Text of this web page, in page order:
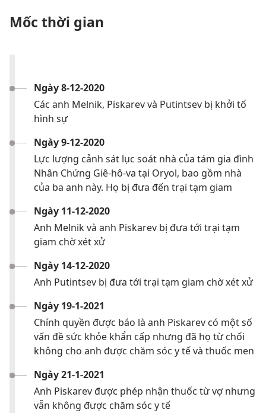
Mốc thời gian
Ngày 8-12-2020
Các anh Melnik, Piskarev và Putintsev bị khởi tố
hình sự
Ngày 9-12-2020
Lực lượng cảnh sát lục soát nhà của tám gia đình
Nhân Chứng Giê-hô-va tại Oryol, bao gồm nhà
của ba anh này. Họ bị đưa đến trại tạm giam
Ngày 11-12-2020
Anh Melnik và anh Piskarev bị đưa tới trại tạm
giam chờ xét xử
Ngày 14-12-2020
Anh Putintsev bị đưa tới trại tạm giam chờ xét xử
Ngày 19-1-2021
Chính quyền được báo là anh Piskarev có một số
vấn đề sức khỏe khẩn cấp nhưng đã họ từ chối
không cho anh được chăm sóc y tế và thuốc men
Ngày 21-1-2021
Anh Piskarev được phép nhận thuốc từ vợ nhưng
vẫn không được chăm sóc y tế